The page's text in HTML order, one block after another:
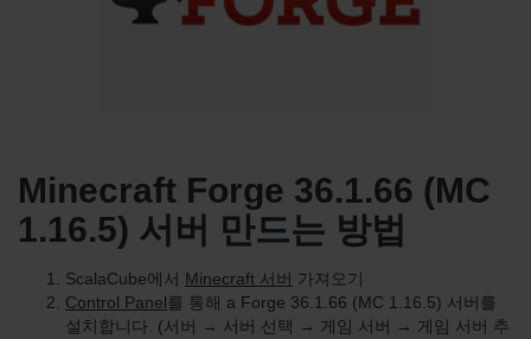
Minecraft Forge 36.1.66 (MC
1.16.5) 서버 만드는 방법
ScalaCube에서 Minecraft 서버 가져오기
Control Panel를 통해 a Forge 36.1.66 (MC 1.16.5) 서버를
설치합니다. (서버 → 서버 선택 → 게임 서버 → 게임 서버 추